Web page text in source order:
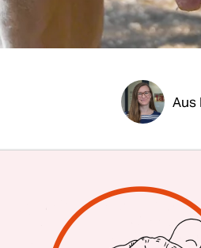
Aus
Kühe
werden
ihre